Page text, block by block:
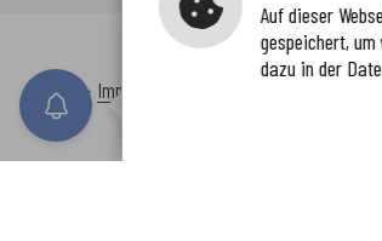
Inhalt - Impressum
Immer auf dem
www.enkreis.de
Auf dieser
gespeichert,
dazu in der